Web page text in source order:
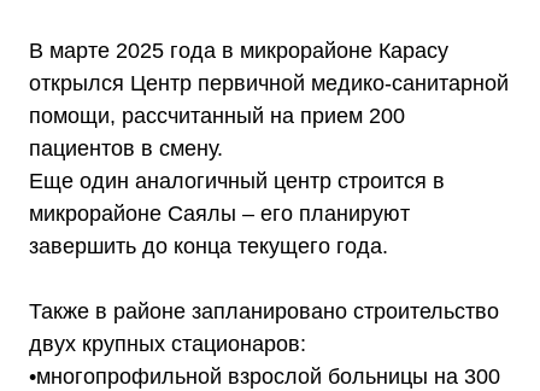
В марте 2025 года в микрорайоне Карасу
открылся Центр первичной медико-санитарной
помощи, рассчитанный на прием 200
пациентов в смену.
Еще один аналогичный центр строится в
микрорайоне Саялы – его планируют
завершить до конца текущего года.
Также в районе запланировано строительство
двух крупных стационаров:
•многопрофильной взрослой больницы на 300